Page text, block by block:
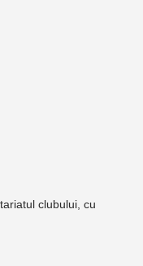
clubului, cu